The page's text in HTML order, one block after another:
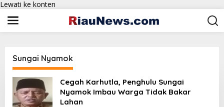
Lewati ke konten
Sungai Nyamok
Cegah Karhutla, Penghulu Sungai
Nyamok Imbau Warga Tidak Bakar
Lahan